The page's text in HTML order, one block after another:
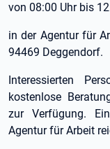
von 08:00 Uhr bis
in der Agentur für
94469 Deggendorf.
Interessierten
kostenlose
zur Verfügung.
Agentur für Arbeit